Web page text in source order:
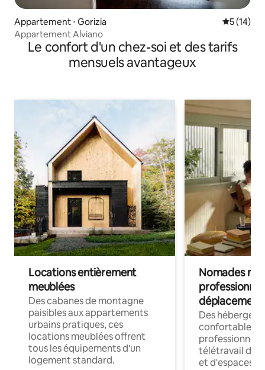
Appartement ⋅ Gorizia
5 (14)
Appartement Alviano
Le confort d'un chez-soi et des tarifs
mensuels avantageux
Locations entièrement
meublées
Des cabanes de montagne
paisibles aux appartements
urbains pratiques, ces
locations meublées offrent
tous les équipements d'un
logement standard.
Nomades
déplacement
Des
confortables
professionnels
télétravail
et d'espaces